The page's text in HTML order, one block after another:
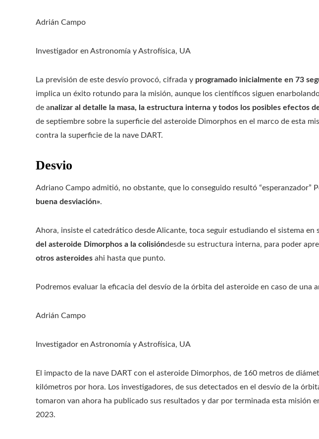
Adrián Campo
Investigador en Astronomía y Astrofísica, UA
La previsión de este desvío provocó, cifrada y programado inicialmente en 73
implica un éxito rotundo para la misión, aunque los científicos siguen
de analizar al detalle la masa, la estructura interna y todos los posibles efectos
de septiembre sobre la superficie del asteroide Dimorphos en el marco de esta
contra la superficie de la nave DART.
Desvio
Adriano Campo admitió, no obstante, que lo conseguido resultó “esperanzador”
buena desviación».
Ahora, insiste el catedrático desde Alicante, toca seguir estudiando el sistema
del asteroide Dimorphos a la colisióndesde su estructura interna, para poder
otros asteroides ahi hasta que punto.
Podremos evaluar la eficacia del desvío de la órbita del asteroide en caso de una
Adrián Campo
Investigador en Astronomía y Astrofísica, UA
El impacto de la nave DART con el asteroide Dimorphos, de 160 metros de
kilómetros por hora. Los investigadores, de sus detectados en el desvío de la
tomaron van ahora ha publicado sus resultados y dar por terminada esta misión
2023.